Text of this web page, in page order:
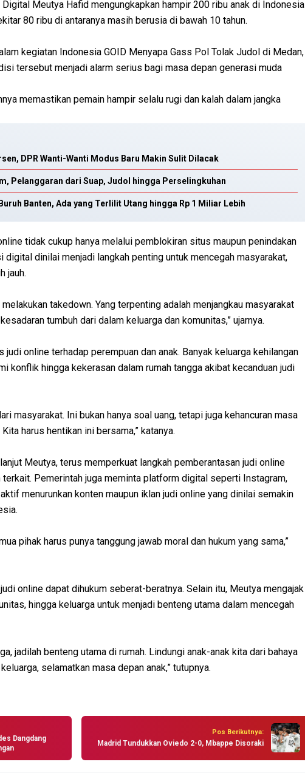
Meutya Hafid mengungkapkan hampir 200 ribu anak di Indonesia
80 ribu di antaranya masih berusia di bawah 10 tahun.
kegiatan Indonesia GOID Menyapa Gass Pol Tolak Judol di Medan,
tersebut menjadi alarm serius bagi masa depan generasi muda
memastikan pemain hampir selalu rugi dan kalah dalam jangka
DPR Wanti-Wanti Modus Baru Makin Sulit Dilacak
Pelanggaran dari Suap, Judol hingga Perselingkuhan
Banten, Ada yang Terlilit Utang hingga Rp 1 Miliar Lebih
tidak cukup hanya melalui pemblokiran situs maupun penindakan
digital dinilai menjadi langkah penting untuk mencegah masyarakat,
jauh.
takedown. Yang terpenting adalah menjangkau masyarakat
tumbuh dari dalam keluarga dan komunitas,” ujarnya.
online terhadap perempuan dan anak. Banyak keluarga kehilangan
konflik hingga kekerasan dalam rumah tangga akibat kecanduan judi
masyarakat. Ini bukan hanya soal uang, tetapi juga kehancuran masa
harus hentikan ini bersama,” katanya.
Meutya, terus memperkuat langkah pemberantasan judi online
Pemerintah juga meminta platform digital seperti Instagram,
menurunkan konten maupun iklan judi online yang dinilai semakin
pihak harus punya tanggung jawab moral dan hukum yang sama,”
online dapat dihukum seberat-beratnya. Selain itu, Meutya mengajak
hingga keluarga untuk menjadi benteng utama dalam mencegah
jadilah benteng utama di rumah. Lindungi anak-anak kita dari bahaya
selamatkan masa depan anak,” tutupnya.
Dangdang
Pos Berikutnya:
Madrid Tundukkan Oviedo 2-0, Mbappe Disoraki